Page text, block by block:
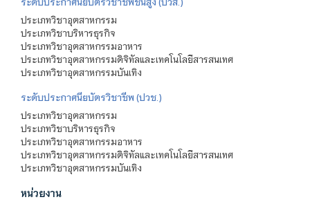
ประเภทวิชาอุตสาหกรรม
ประเภทวิชาบริหารธุรกิจ
ประเภทวิชาอุตสาหกรรมอาหาร
ประเภทวิชาอุตสาหกรรมดิจิทัลและเทคโนโลยีสารสนเทศ
ประเภทวิชาอุตสาหกรรมบันเทิง
ระดับประกาศนียบัตรวิชาชีพ (ปวช.)
ประเภทวิชาอุตสาหกรรม
ประเภทวิชาบริหารธุรกิจ
ประเภทวิชาอุตสาหกรรมอาหาร
ประเภทวิชาอุตสาหกรรมดิจิทัลและเทคโนโลยีสารสนเทศ
ประเภทวิชาอุตสาหกรรมบันเทิง
หน่วยงาน